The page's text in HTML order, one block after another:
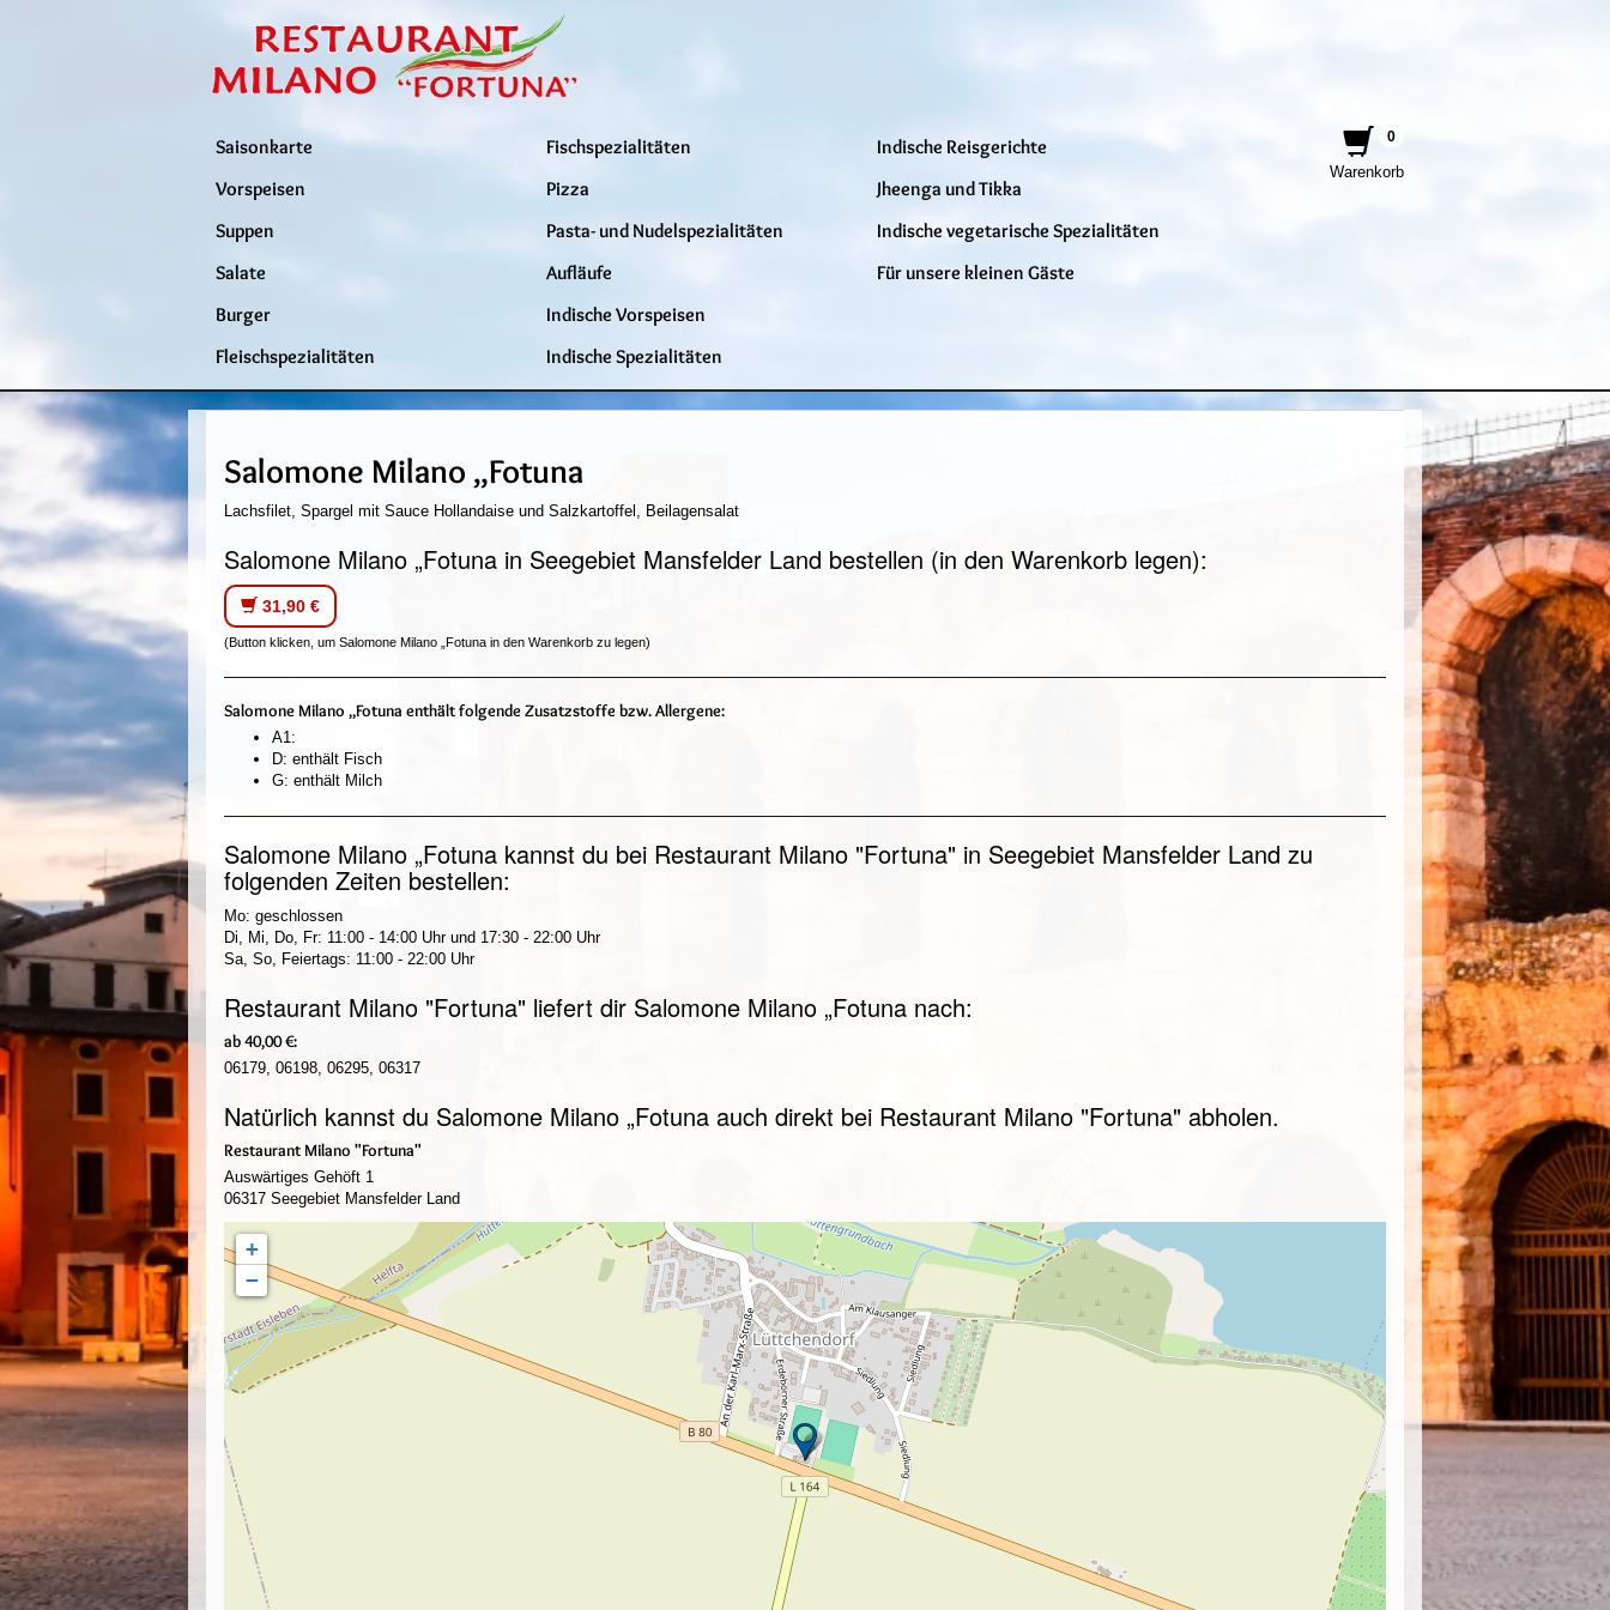
Saisonkarte
Vorspeisen
Suppen
Salate
Burger
Fleischspezialitäten
Fischspezialitäten
Pizza
Pasta- und Nudelspezialitäten
Aufläufe
Indische Vorspeisen
Indische Spezialitäten
Indische Reisgerichte
Jheenga und Tikka
Indische vegetarische Spezialitäten
Für unsere kleinen Gäste
0
Warenkorb
Salomone Milano „Fotuna
Lachsfilet, Spargel mit Sauce Hollandaise und Salzkartoffel, Beilagensalat
Salomone Milano „Fotuna in Seegebiet Mansfelder Land bestellen (in den Warenkorb legen):
31,90 €
(Button klicken, um Salomone Milano „Fotuna in den Warenkorb zu legen)
Salomone Milano „Fotuna enthält folgende Zusatzstoffe bzw. Allergene:
A1:
D: enthält Fisch
G: enthält Milch
Salomone Milano „Fotuna kannst du bei Restaurant Milano "Fortuna" in Seegebiet Mansfelder Land zu
folgenden Zeiten bestellen:
Mo: geschlossen
Di, Mi, Do, Fr: 11:00 - 14:00 Uhr und 17:30 - 22:00 Uhr
Sa, So, Feiertags: 11:00 - 22:00 Uhr
Restaurant Milano "Fortuna" liefert dir Salomone Milano „Fotuna nach:
ab 40,00 €:
06179, 06198, 06295, 06317
Natürlich kannst du Salomone Milano „Fotuna auch direkt bei Restaurant Milano "Fortuna" abholen.
Restaurant Milano "Fortuna"
Auswärtiges Gehöft 1
06317 Seegebiet Mansfelder Land
+
−